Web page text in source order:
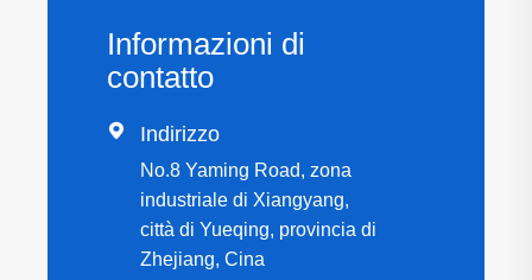
Informazioni di
contatto
 Indirizzo
No.8 Yaming Road, zona
industriale di Xiangyang,
città di Yueqing, provincia di
Zhejiang, Cina